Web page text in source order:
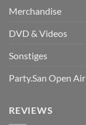
Merchandise
DVD & Videos
Sonstiges
Party.San Open Air
REVIEWS